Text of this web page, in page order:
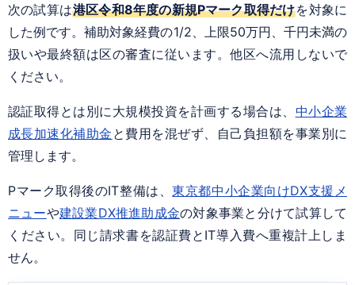
次の試算は港区令和8年度の新規Pマーク取得だけを対象に
した例です。補助対象経費の1/2、上限50万円、千円未満の
扱いや最終額は区の審査に従います。他区へ流用しないで
ください。
認証取得とは別に大規模投資を計画する場合は、 中小企業
成長加速化補助金 と費用を混ぜず、自己負担額を事業別に
管理します。
Pマーク取得後のIT整備は、東京都中小企業向けDX支援メ
ニューや建設業DX推進助成金の対象事業と分けて試算して
ください。同じ請求書を認証費とIT導入費へ重複計上しま
せん。